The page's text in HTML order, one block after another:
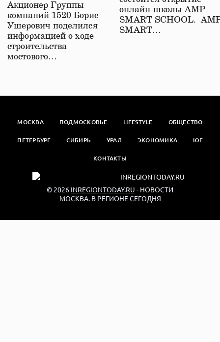
Акционер Группы
компаний 1520 Борис
Ушерович поделился
информацией о ходе
строительства
мостового…
онлайн-школы АМР
SMART SCHOOL.
SMART…
МОСКВА ПОДМОСКОВЬЕ LIFESTYLE ОБЩЕСТВО
ПЕТЕРБУРГ СИБИРЬ УРАЛ ЭКОНОМИКА ЮГ
КОНТАКТЫ
© 2026 INREGIONTODAY.RU - НОВОСТИ
МОСКВА. В РЕГИОНЕ СЕГОДНЯ